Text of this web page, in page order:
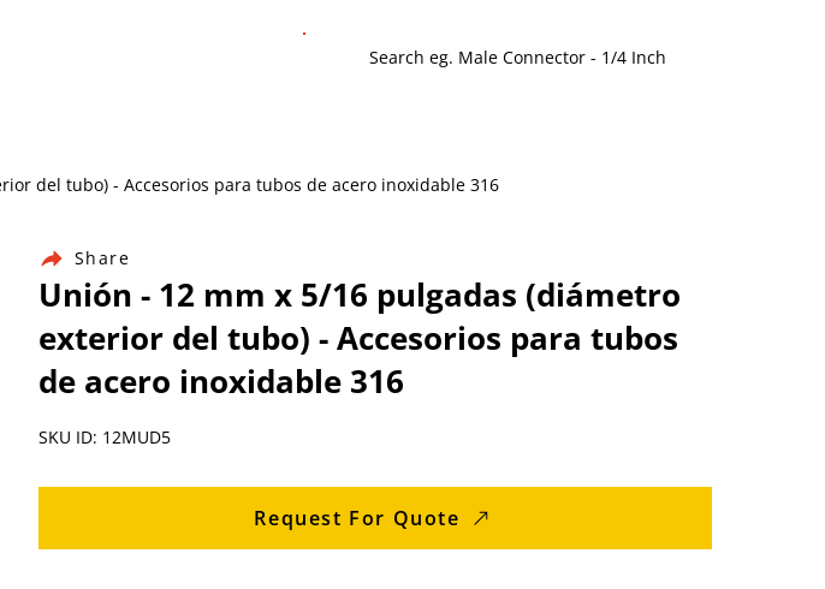
del tubo) - Accesorios para tubos de acero inoxidable 316
Share
Unión - 12 mm x 5/16 pulgadas (diámetro
exterior del tubo) - Accesorios para tubos
de acero inoxidable 316
SKU ID: 12MUD5
Request For Quote